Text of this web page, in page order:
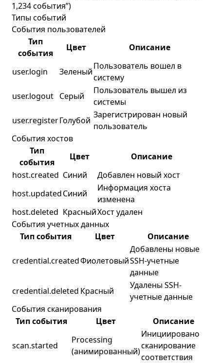
1,234 события”)
Типы событий
События пользователей
Тип
события
Цвет Описание
user.login Зеленый
Пользователь вошел в
систему
user.logout Серый
Пользователь вышел из
системы
user.registerГолубой
Зарегистрирован новый
пользователь
События хостов
Тип
события
Цвет
Описание
host.created Синий
Добавлен новый хост
host.updatedСиний
Информация хоста
изменена
host.deleted КрасныйХост удален
События учетных данных
Тип события
Цвет Описание
credential.createdФиолетовый
Добавлены новые
SSH-учетные
данные
credential.deleted Красный
Удалены SSH-
учетные данные
События сканирования
Тип события
Цвет Описание
scan.started
Processing
(анимированный)
Инициировано
сканирование
соответствия